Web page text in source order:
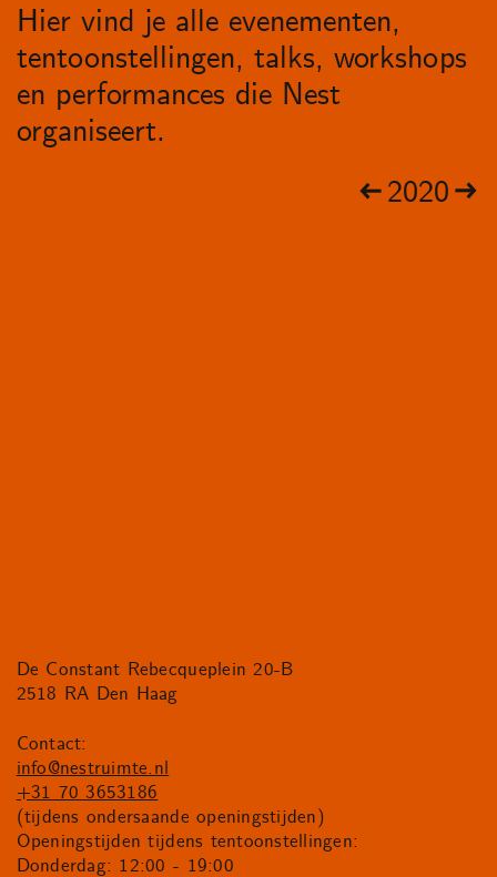
Hier vind je alle evenementen,
tentoonstellingen, talks, workshops
en performances die Nest
organiseert.
2020
De Constant Rebecqueplein 20-B
2518 RA Den Haag
Contact:
info@nestruimte.nl
+31 70 3653186
(tijdens ondersaande openingstijden)
Openingstijden tijdens tentoonstellingen:
Donderdag: 12:00 - 19:00